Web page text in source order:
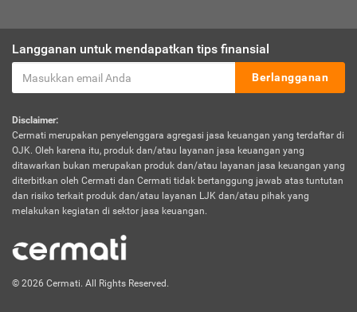
Langganan untuk mendapatkan tips finansial
Berlangganan
Disclaimer:
Cermati merupakan penyelenggara agregasi jasa keuangan yang terdaftar di
OJK. Oleh karena itu, produk dan/atau layanan jasa keuangan yang
ditawarkan bukan merupakan produk dan/atau layanan jasa keuangan yang
diterbitkan oleh Cermati dan Cermati tidak bertanggung jawab atas tuntutan
dan risiko terkait produk dan/atau layanan LJK dan/atau pihak yang
melakukan kegiatan di sektor jasa keuangan.
© 2026 Cermati. All Rights Reserved.